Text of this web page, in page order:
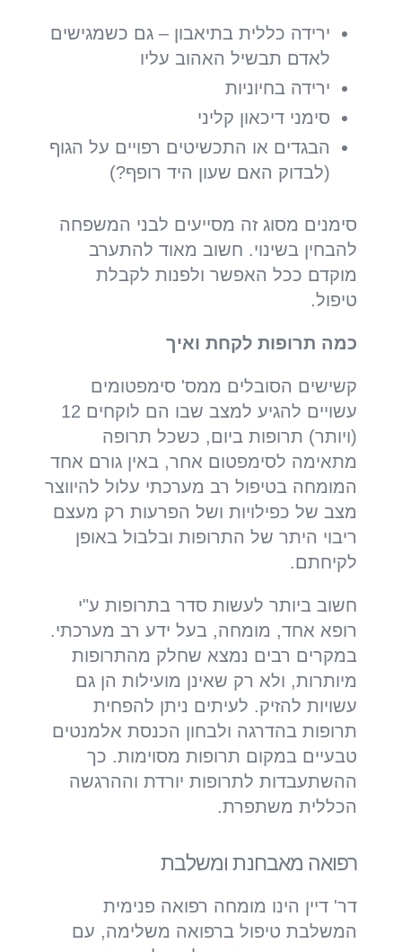
ירידה כללית בתיאבון – גם כשמגישים
לאדם תבשיל האהוב עליו
ירידה בחיוניות
סימני דיכאון קליני
הבגדים או התכשיטים רפויים על הגוף
(לבדוק האם שעון היד רופף?)
סימנים מסוג זה מסייעים לבני המשפחה
להבחין בשינוי. חשוב מאוד להתערב
מוקדם ככל האפשר ולפנות לקבלת
טיפול.
כמה תרופות לקחת ואיך
קשישים הסובלים ממס' סימפטומים
עשויים להגיע למצב שבו הם לוקחים 12
(ויותר) תרופות ביום, כשכל תרופה
מתאימה לסימפטום אחר, באין גורם אחד
המומחה בטיפול רב מערכתי עלול להיווצר
מצב של כפילויות ושל הפרעות רק מעצם
ריבוי היתר של התרופות ובלבול באופן
לקיחתם.
חשוב ביותר לעשות סדר בתרופות ע"י
רופא אחד, מומחה, בעל ידע רב מערכתי.
במקרים רבים נמצא שחלק מהתרופות
מיותרות, ולא רק שאינן מועילות הן גם
עשויות להזיק. לעיתים ניתן להפחית
תרופות בהדרגה ולבחון הכנסת אלמנטים
טבעיים במקום תרופות מסוימות. כך
ההשתעבדות לתרופות יורדת וההרגשה
הכללית משתפרת.
רפואה מאבחנת ומשלבת
דר' דיין הינו מומחה רפואה פנימית
המשלבת טיפול ברפואה משלימה, עם